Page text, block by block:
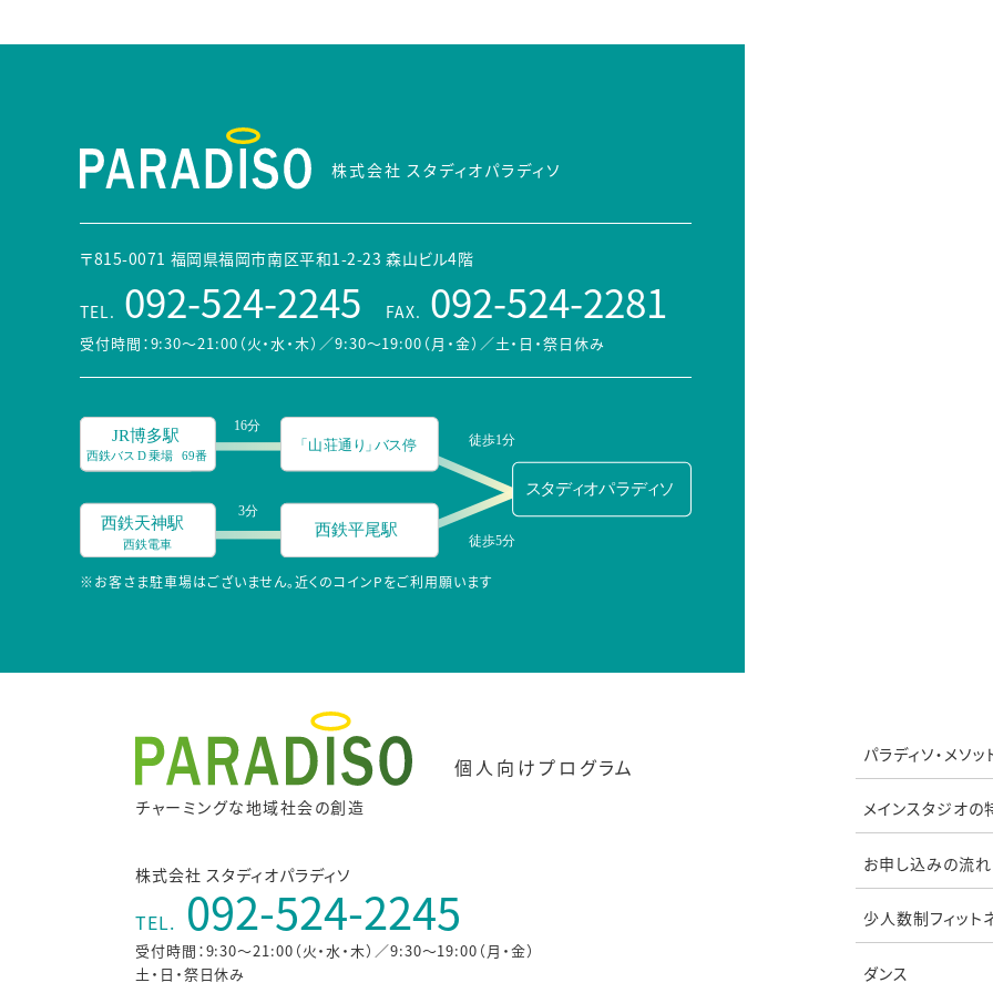
株式会社 スタディオパラディソ
〒815-0071 福岡県福岡市南区平和1-2-23 森山ビル4階
TEL. 092-524-2245 FAX. 092-524-2281
受付時間：9:30～21:00（火・水・木）／9:30～19:00（月・金） ／土・日・祭日休み
※お客さま駐車場はございません。近くのコインPをご利用願います
チャーミングな地域社会の創造
個人向けプログラム
株式会社 スタディオパラディソ
TEL. 092-524-2245
受付時間：9:30～21:00（火・水・木）／9:30～19:00（月・金）
土・日・祭日休み
パラディソ・メソッ
メインスタジオの
お申し込みの流れ
少人数制フィット
ダンス